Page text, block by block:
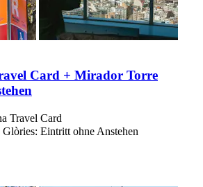
Card + Mirador Torre
Travel Card
Eintritt ohne Anstehen